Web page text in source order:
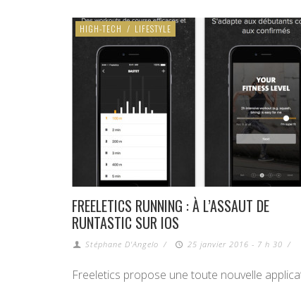
HIGH-TECH / LIFESTYLE
FREELETICS RUNNING : À L’ASSAUT DE
RUNTASTIC SUR IOS
Stéphane D'Angelo / 25 janvier 2016 - 7 h 30 /
Freeletics propose une toute nouvelle